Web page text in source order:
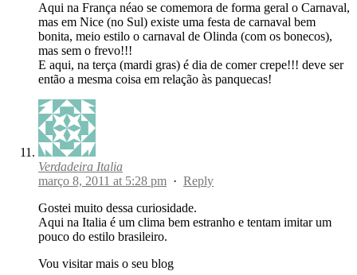
Aqui na França néao se comemora de forma geral o Carnaval,
mas em Nice (no Sul) existe uma festa de carnaval bem
bonita, meio estilo o carnaval de Olinda (com os bonecos),
mas sem o frevo!!!
E aqui, na terça (mardi gras) é dia de comer crepe!!! deve ser
então a mesma coisa em relação às panquecas!
Verdadeira Italia
março 8, 2011 at 5:28 pm · Reply
Gostei muito dessa curiosidade.
Aqui na Italia é um clima bem estranho e tentam imitar um
pouco do estilo brasileiro.
Vou visitar mais o seu blog